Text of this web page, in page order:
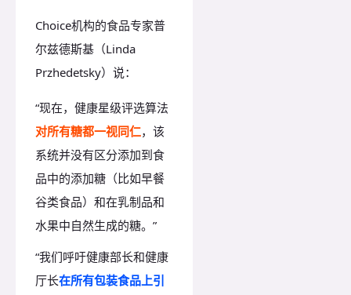
Choice机构的食品专家普
尔兹德斯基（Linda
Przhedetsky）说：
“现在，健康星级评选算法
对所有糖都一视同仁，该
系统并没有区分添加到食
品中的添加糖（比如早餐
谷类食品）和在乳制品和
水果中自然生成的糖。”
“我们呼吁健康部长和健康
厅长在所有包装食品上引